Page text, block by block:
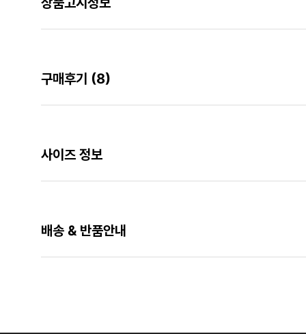
구매후기 (8)
사이즈 정보
배송 & 반품안내